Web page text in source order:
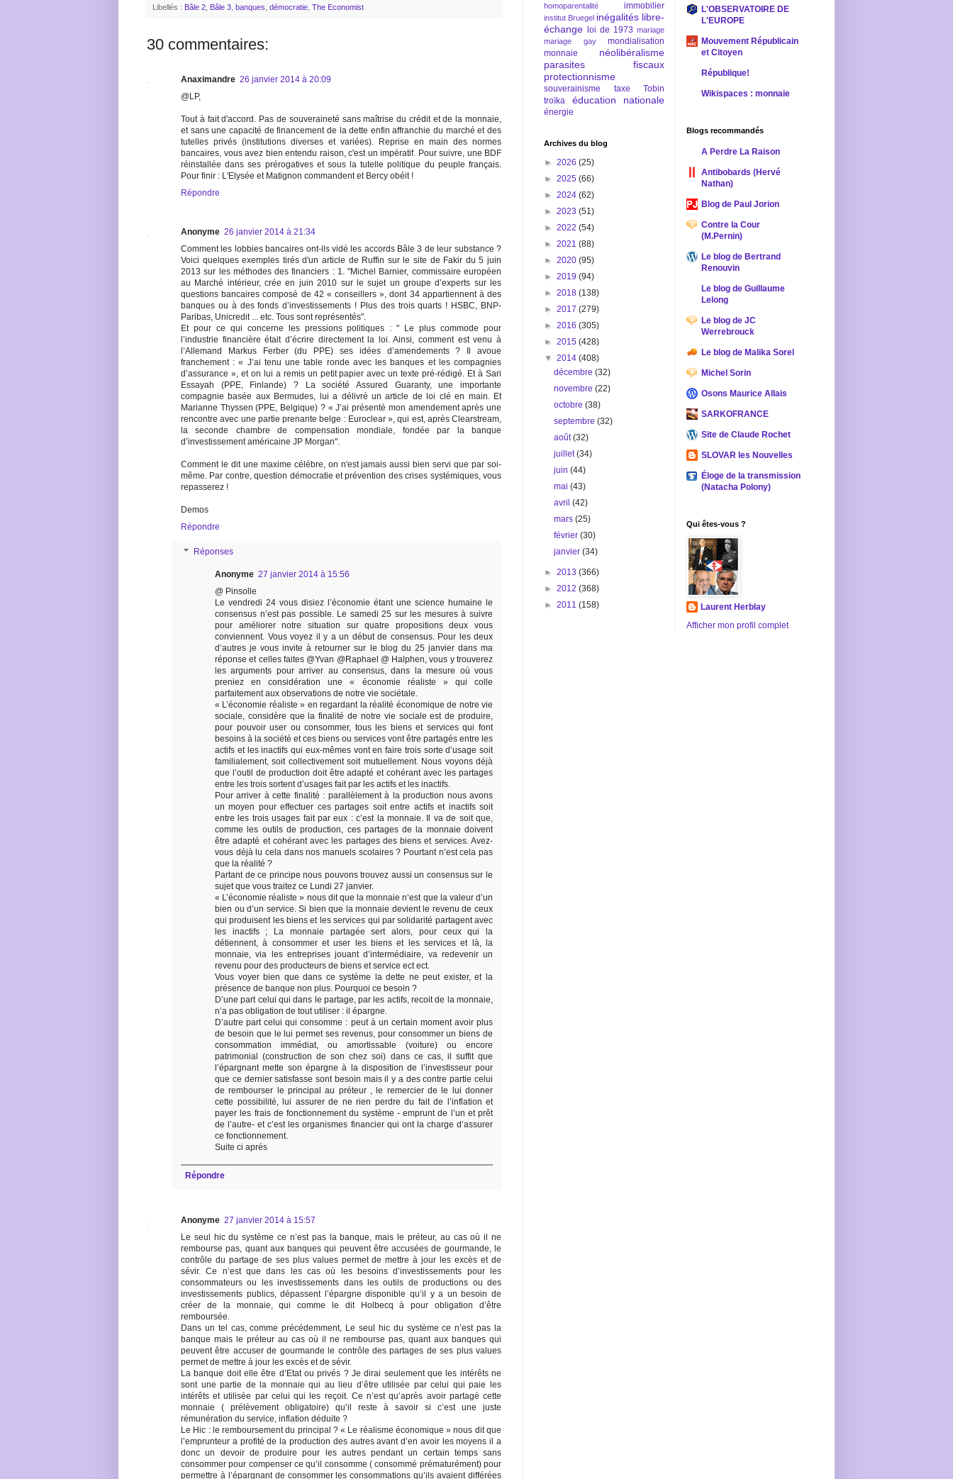
Libellés : Bâle 2 Bâle 3 banques démocratie The Economist
30 commentaires:
Anaximandre 26 janvier 2014 à 20:09
@LP,
Tout à fait d'accord. Pas de souveraineté sans maîtrise du crédit et de la monnaie,
et sans une capacité de financement de la dette enfin affranchie du marché et des
tutelles privés (institutions diverses et variées). Reprise en main des normes
bancaires, vous avez bien entendu raison, c'est un impératif. Pour suivre, une BDF
réinstallée dans ses prérogatives et sous la tutelle politique du peuple français.
Pour finir : L'Elysée et Matignon commandent et Bercy obéit !
Répondre
Anonyme 26 janvier 2014 à 21:34
Comment les lobbies bancaires ont-ils vidé les accords Bâle 3 de leur substance ?
Voici quelques exemples tirés d'un article de Ruffin sur le site de Fakir du 5 juin
2013 sur les méthodes des financiers : 1. "Michel Barnier, commissaire européen
au Marché intérieur, crée en juin 2010 sur le sujet un groupe d’experts sur les
questions bancaires composé de 42 « conseillers », dont 34 appartiennent à des
banques ou à des fonds d’investissements ! Plus des trois quarts ! HSBC, BNP-
Paribas, Unicredit ... etc. Tous sont représentés".
Et pour ce qui concerne les pressions politiques : " Le plus commode pour
l’industrie financière était d’écrire directement la loi. Ainsi, comment est venu à
l’Allemand Markus Ferber (du PPE) ses idées d’amendements ? Il avoue
franchement : « J’ai tenu une table ronde avec les banques et les compagnies
d’assurance », et on lui a remis un petit papier avec un texte pré-rédigé. Et à Sari
Essayah (PPE, Finlande) ? La société Assured Guaranty, une importante
compagnie basée aux Bermudes, lui a délivré un article de loi clé en main. Et
Marianne Thyssen (PPE, Belgique) ? « J’ai présenté mon amendement après une
rencontre avec une partie prenante belge : Euroclear », qui est, après Clearstream,
la seconde chambre de compensation mondiale, fondée par la banque
d’investissement américaine JP Morgan".
Comment le dit une maxime célébre, on n'est jamais aussi bien servi que par soi-
même. Par contre, question démocratie et prévention des crises systémiques, vous
repasserez !
Demos
Répondre
Réponses
Anonyme 27 janvier 2014 à 15:56
@ Pinsolle
Le vendredi 24 vous disiez l’économie étant une science humaine le
consensus n’est pas possible. Le samedi 25 sur les mesures à suivre
pour améliorer notre situation sur quatre propositions deux vous
conviennent. Vous voyez il y a un début de consensus. Pour les deux
d’autres je vous invite à retourner sur le blog du 25 janvier dans ma
réponse et celles faites @Yvan @Raphael @ Halphen, vous y trouverez
les arguments pour arriver au consensus, dans la mesure où vous
preniez en considération une « économie réaliste » qui colle
parfaitement aux observations de notre vie sociétale.
« L’économie réaliste » en regardant la réalité économique de notre vie
sociale, considère que la finalité de notre vie sociale est de produire,
pour pouvoir user ou consommer, tous les biens et services qui font
besoins à la société et ces biens ou services vont être partagés entre les
actifs et les inactifs qui eux-mêmes vont en faire trois sorte d’usage soit
familialement, soit collectivement soit mutuellement. Nous voyons déjà
que l’outil de production doit être adapté et cohérant avec les partages
entre les trois sortent d’usages fait par les actifs et les inactifs.
Pour arriver à cette finalité : parallèlement à la production nous avons
un moyen pour effectuer ces partages soit entre actifs et inactifs soit
entre les trois usages fait par eux : c’est la monnaie. Il va de soit que,
comme les outils de production, ces partages de la monnaie doivent
être adapté et cohérant avec les partages des biens et services. Avez-
vous déjà lu cela dans nos manuels scolaires ? Pourtant n’est cela pas
que la réalité ?
Partant de ce principe nous pouvons trouvez aussi un consensus sur le
sujet que vous traitez ce Lundi 27 janvier.
« L’économie réaliste » nous dit que la monnaie n’est que la valeur d’un
bien ou d’un service. Si bien que la monnaie devient le revenu de ceux
qui produisent les biens et les services qui par solidarité partagent avec
les inactifs ; La monnaie partagée sert alors, pour ceux qui la
détiennent, à consommer et user les biens et les services et là, la
monnaie, via les entreprises jouant d’intermédiaire, va redevenir un
revenu pour des producteurs de biens et service ect ect.
Vous voyer bien que dans ce système la dette ne peut exister, et la
présence de banque non plus. Pourquoi ce besoin ?
D’une part celui qui dans le partage, par les actifs, recoit de la monnaie,
n’a pas obligation de tout utiliser : il épargne.
D’autre part celui qui consomme : peut à un certain moment avoir plus
de besoin que le lui permet ses revenus, pour consommer un biens de
consommation immédiat, ou amortissable (voiture) ou encore
patrimonial (construction de son chez soi) dans ce cas, il suffit que
l’épargnant mette son épargne à la disposition de l’investisseur pour
que ce dernier satisfasse sont besoin mais il y a des contre partie celui
de rembourser le principal au préteur , le remercier de le lui donner
cette possibilité, lui assurer de ne rien perdre du fait de l’inflation et
payer les frais de fonctionnement du système - emprunt de l’un et prêt
de l’autre- et c’est les organismes financier qui ont la charge d’assurer
ce fonctionnement.
Suite ci aprés
Répondre
Anonyme 27 janvier 2014 à 15:57
Le seul hic du système ce n’est pas la banque, mais le préteur, au cas où il ne
rembourse pas, quant aux banques qui peuvent être accusées de gourmande, le
contrôle du partage de ses plus values permet de mettre à jour les excès et de
sévir. Ce n’est que dans les cas où les besoins d’investissements pour les
consommateurs ou les investissements dans les outils de productions ou des
investissements publics, dépassent l’épargne disponible qu’il y a un besoin de
créer de la monnaie, qui comme le dit Holbecq à pour obligation d’être
remboursée.
Dans un tel cas, comme précédemment, Le seul hic du système ce n’est pas la
banque mais le préteur au cas où il ne rembourse pas, quant aux banques qui
peuvent être accuser de gourmande le contrôle des partages de ses plus values
permet de mettre à jour les excès et de sévir.
La banque doit elle être d’Etat ou privés ? Je dirai seulement que les intérêts ne
sont une partie de la monnaie qui au lieu d’être utilisée par celui qui paie les
intérêts et utilisée par celui qui les reçoit. Ce n’est qu’après avoir partagé cette
monnaie ( prélèvement obligatoire) qu’il reste à savoir si c’est une juste
rémunération du service, inflation déduite ?
Le Hic : le remboursement du principal ? « Le réalisme économique » nous dit que
l’emprunteur a profité de la production des autres avant d’en avoir les moyens il a
donc un devoir de produire pour les autres pendant un certain temps sans
consommer pour compenser ce qu’il consomme ( consommé prématurément) pour
permettre à l’épargnant de consommer les consommations qu’ils avaient différées
homoparentalité immobilier
institut Bruegel inégalités libre-
échange
loi de 1973 mariage
mariage gay
mondialisation
monnaie
néolibéralisme
parasites fiscaux
protectionnisme
souverainisme
taxe Tobin
troïka
éducation nationale
énergie
Archives du blog
► 2026 (25)
► 2025 (66)
► 2024 (62)
► 2023 (51)
► 2022 (54)
► 2021 (88)
► 2020 (95)
► 2019 (94)
► 2018 (138)
► 2017 (279)
► 2016 (305)
► 2015 (428)
▼ 2014 (408)
décembre(32)
novembre(22)
octobre(38)
septembre(32)
août(32)
juillet(34)
juin(44)
mai(43)
avril(42)
mars(25)
février(30)
janvier(34)
► 2013 (366)
► 2012 (368)
► 2011 (158)
L'OBSERVATOIRE DE
L'EUROPE
Mouvement Républicain
et Citoyen
République!
Wikispaces : monnaie
Blogs recommandés
A Perdre La Raison
Antibobards (Hervé
Nathan)
Blog de Paul Jorion
Contre la Cour
(M.Pernin)
Le blog de Bertrand
Renouvin
Le blog de Guillaume
Lelong
Le blog de JC
Werrebrouck
Le blog de Malika Sorel
Michel Sorin
Osons Maurice Allais
SARKOFRANCE
Site de Claude Rochet
SLOVAR les Nouvelles
Éloge de la transmission
(Natacha Polony)
Qui êtes-vous ?
Laurent Herblay
Afficher mon profil complet